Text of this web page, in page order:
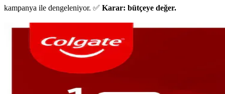
kampanya ile dengeleniyor. ✅ Karar: bütçeye değer.